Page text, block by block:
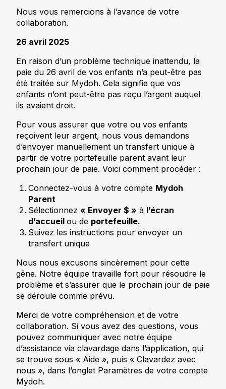
Nous vous remercions à l’avance de votre
collaboration.
26 avril 2025
En raison d’un problème technique inattendu, la
paie du 26 avril de vos enfants n’a peut-être pas
été traitée sur Mydoh. Cela signifie que vos
enfants n’ont peut-être pas reçu l’argent auquel
ils avaient droit.
Pour vous assurer que votre ou vos enfants
reçoivent leur argent, nous vous demandons
d’envoyer manuellement un transfert unique à
partir de votre portefeuille parent avant leur
prochain jour de paie. Voici comment procéder :
Connectez-vous à votre compte Mydoh
Parent
Sélectionnez « Envoyer $ » à l’écran
d’accueil ou de portefeuille.
Suivez les instructions pour envoyer un
transfert unique
Nous nous excusons sincèrement pour cette
gêne. Notre équipe travaille fort pour résoudre le
problème et s’assurer que le prochain jour de paie
se déroule comme prévu.
Merci de votre compréhension et de votre
collaboration. Si vous avez des questions, vous
pouvez communiquer avec notre équipe
d’assistance via clavardage dans l’application, qui
se trouve sous « Aide », puis « Clavardez avec
nous », dans l’onglet Paramètres de votre compte
Mydoh.